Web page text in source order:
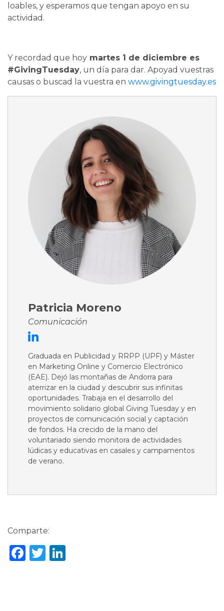
loables, y esperamos que tengan apoyo en su
actividad.
Y recordad que hoy martes 1 de diciembre es
#GivingTuesday, un día para dar. Apoyad vuestras
causas o buscad la vuestra en www.givingtuesday.es
Patricia Moreno
Comunicación
Graduada en Publicidad y RRPP (UPF) y Máster
en Marketing Online y Comercio Electrónico
(EAE). Dejó las montañas de Andorra para
aterrizar en la ciudad y descubrir sus infinitas
oportunidades. Trabaja en el desarrollo del
movimiento solidario global Giving Tuesday y en
proyectos de comunicación social y captación
de fondos. Ha crecido de la mano del
voluntariado siendo monitora de actividades
lúdicas y educativas en casales y campamentos
de verano.
Comparte:
Facebook
Twitter